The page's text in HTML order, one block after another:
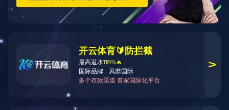
镀膜玻璃 钢化玻璃 彩釉